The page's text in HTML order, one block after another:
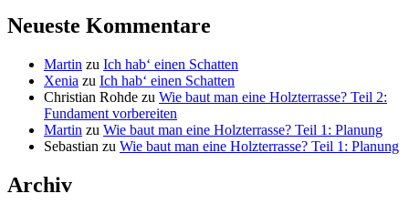
Neueste Kommentare
Martin zu Ich hab‘ einen Schatten
Xenia zu Ich hab‘ einen Schatten
Christian Rohde zu Wie baut man eine Holzterrasse? Teil 2:
Fundament vorbereiten
Martin zu Wie baut man eine Holzterrasse? Teil 1: Planung
Sebastian zu Wie baut man eine Holzterrasse? Teil 1: Planung
Archiv